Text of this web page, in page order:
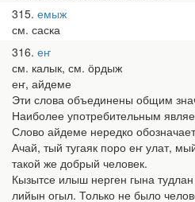
315 емыж
см. саска
316 еҥ
см. калык, см. ӧрдыж
еҥ, айдеме
Эти слова объединены общим
Наиболее употребительным
Слово айдеме нередко
Ачай, тый тугаяк поро еҥ улат,
такой же добрый человек.
Кызытсе илыш нерген гына
лийын огыл. Только не было